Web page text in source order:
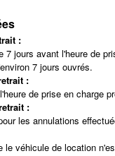
:
jours avant l'heure de
7 jours ouvrés.
:
de prise en charge
:
les annulations
véhicule de location